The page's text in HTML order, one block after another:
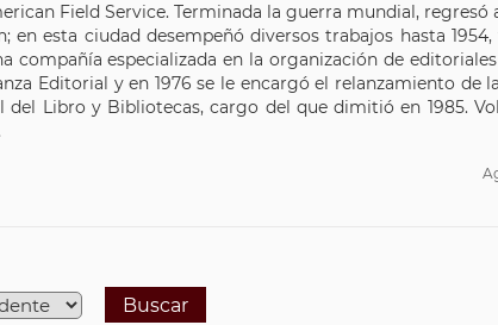
Field Service. Terminada la guerra mundial, regresó
esta ciudad desempeñó diversos trabajos hasta
especializada en la organización de
Editorial y en 1976 se le encargó el relanzamiento de
Libro y Bibliotecas, cargo del que dimitió en 1985.
Buscar